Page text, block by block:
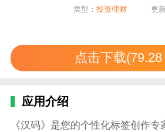
类型：投资理财 更
点击下载(79.28
应用介绍
《汉码》是您的个性化标签创作